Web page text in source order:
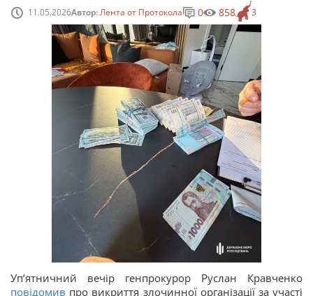
11.05.2026Автор:Лента от Протокола 3
0 858
Упʼятничний вечір генпрокурор Руслан Кравченко
повідомив про викриття злочинної організації за участі